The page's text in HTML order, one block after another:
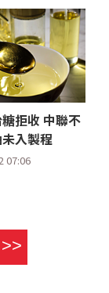
拒收 中聯不
入製程
07:06
>>